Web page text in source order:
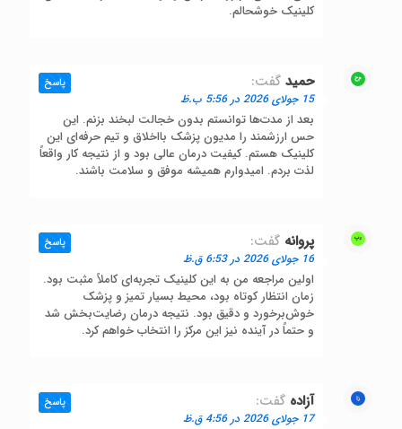
کلینیک خوشحالم.
حمید گفت:
15 جولای 2026 در 5:56 ب.ظ
بعد از مدت‌ها توانستم بدون خجالت لبخند بزنم. این
حس ارزشمند را مدیون پزشک بااخلاق و تیم حرفه‌ای این
کلینیک هستم. کیفیت درمان عالی بود و از نتیجه کار واقعاً
لذت بردم. امیدوارم همیشه موفق و سلامت باشند.
پاسخ
پروانه گفت:
16 جولای 2026 در 6:53 ق.ظ
اولین مراجعه من به این کلینیک تجربه‌ای کاملاً مثبت بود.
زمان انتظار کوتاه بود، محیط بسیار تمیز و پزشک
خوش‌برخورد و دقیق بود. نتیجه درمان رضایت‌بخش شد
و حتماً در آینده نیز این مرکز را انتخاب خواهم کرد.
پاسخ
آزاده گفت:
17 جولای 2026 در 4:56 ق.ظ
پاسخ